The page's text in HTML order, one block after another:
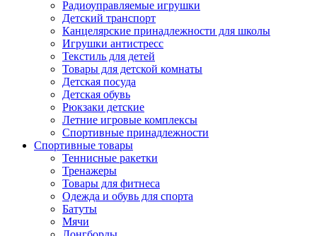
Радиоуправляемые игрушки
Детский транспорт
Канцелярские принадлежности для школы
Игрушки антистресс
Текстиль для детей
Товары для детской комнаты
Детская посуда
Детская обувь
Рюкзаки детские
Летние игровые комплексы
Спортивные принадлежности
Спортивные товары
Теннисные ракетки
Тренажеры
Товары для фитнеса
Одежда и обувь для спорта
Батуты
Мячи